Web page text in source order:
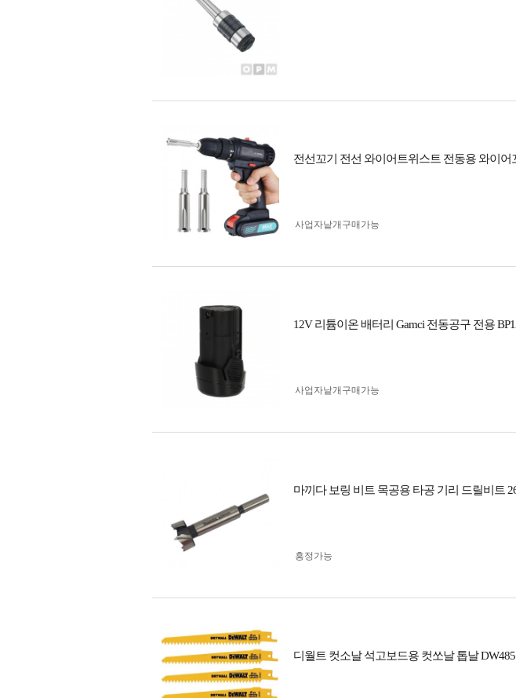
전선꼬기 전선 와이어트위스트 전동용 와이어
사업자 낱개구매가능
12V 리튬이온 배터리 Gamci 전동공구 전용
사업자 낱개구매가능
마끼다 보링 비트 목공용 타공 기리 드릴비트
흥정가능
디월트 컷소날 석고보드용 컷쏘날 톱날